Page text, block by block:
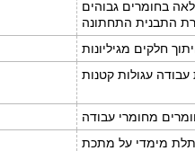
חלקים מגיליונות
עבודה עגולות קטנות
מחומרי עבודה
תלת מימדי על מתכת